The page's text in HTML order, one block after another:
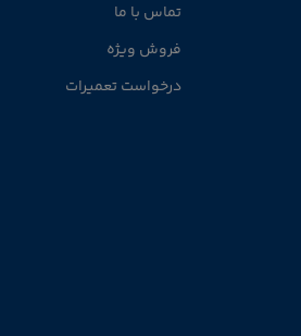
تماس با ما
فروش ویژه
درخواست تعمیرات